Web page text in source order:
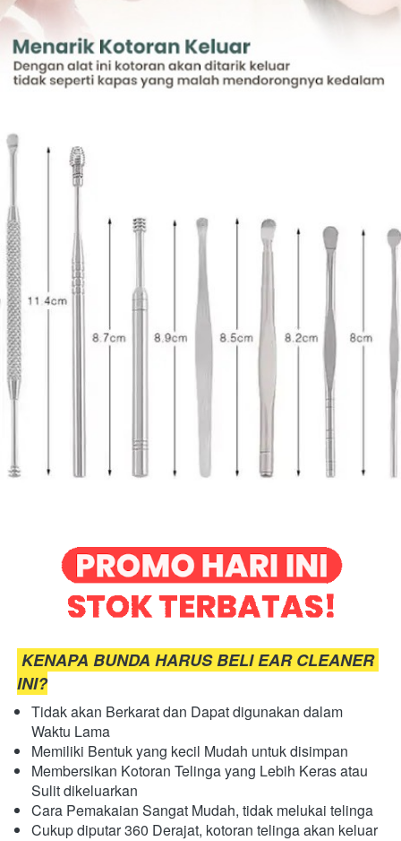
INI?
Tidak akan Berkarat dan Dapat digunakan dalam
Waktu Lama
Memiliki Bentuk yang kecil Mudah untuk disimpan
Membersikan Kotoran Telinga yang Lebih Keras atau
Sulit dikeluarkan
Cara Pemakaian Sangat Mudah, tidak melukai telinga
Cukup diputar 360 Derajat, kotoran telinga akan keluar